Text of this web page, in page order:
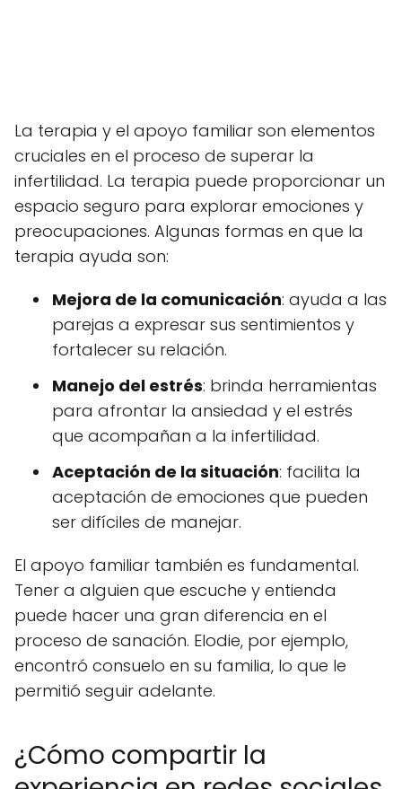
La terapia y el apoyo familiar son elementos
cruciales en el proceso de superar la
infertilidad. La terapia puede proporcionar un
espacio seguro para explorar emociones y
preocupaciones. Algunas formas en que la
terapia ayuda son:
Mejora de la comunicación: ayuda a las
parejas a expresar sus sentimientos y
fortalecer su relación.
Manejo del estrés: brinda herramientas
para afrontar la ansiedad y el estrés
que acompañan a la infertilidad.
Aceptación de la situación: facilita la
aceptación de emociones que pueden
ser difíciles de manejar.
El apoyo familiar también es fundamental.
Tener a alguien que escuche y entienda
puede hacer una gran diferencia en el
proceso de sanación. Elodie, por ejemplo,
encontró consuelo en su familia, lo que le
permitió seguir adelante.
¿Cómo compartir la